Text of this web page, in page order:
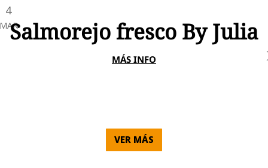
4
Salmorejo fresco By Julia
MÁS INFO
VER MÁS